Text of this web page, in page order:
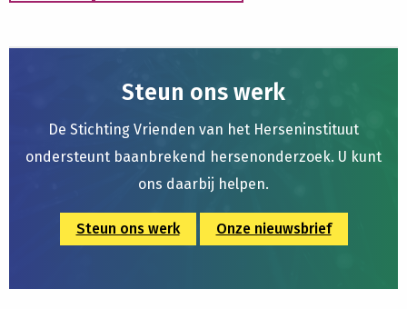
Steun ons werk
De Stichting Vrienden van het Herseninstituut
ondersteunt baanbrekend hersenonderzoek. U kunt
ons daarbij helpen.
Steun ons werk Onze nieuwsbrief